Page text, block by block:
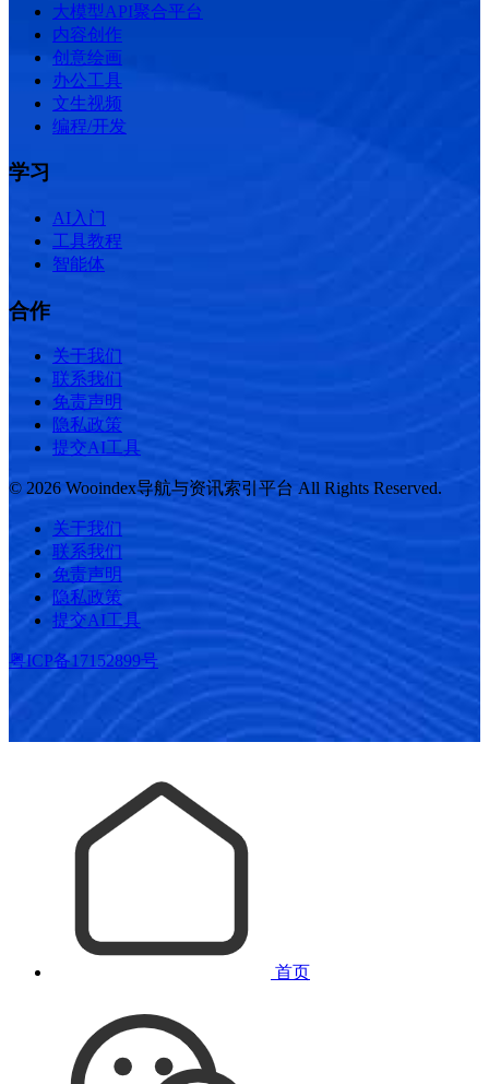
大模型API聚合平台
内容创作
创意绘画
办公工具
文生视频
编程/开发
学习
AI入门
工具教程
智能体
合作
关于我们
联系我们
免责声明
隐私政策
提交AI工具
© 2026 Wooindex导航与资讯索引平台 All Rights Reserved.
关于我们
联系我们
免责声明
隐私政策
提交AI工具
粤ICP备17152899号
首页